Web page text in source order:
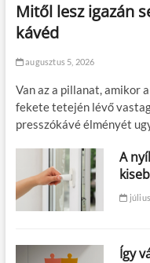
Mitől lesz igazán
kávéd
augusztus 5, 2026
Van az a pillanat, amikor
fekete tetején lévő
presszókávé élményét
A
Így